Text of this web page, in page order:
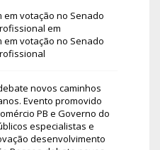
em votação no Senado
em
em votação no Senado
novos caminhos
Evento promovido
PB e Governo do
especialistas e
desenvolvimento